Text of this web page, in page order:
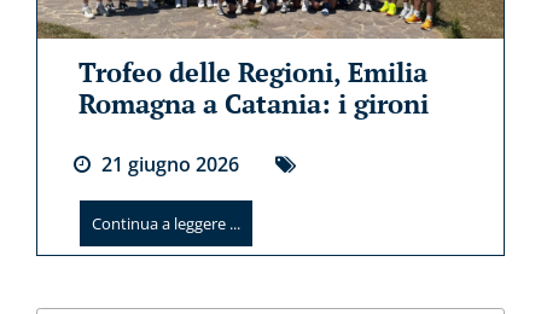
Trofeo delle Regioni, Emilia
Romagna a Catania: i gironi
21 giugno 2026
Continua a leggere ...